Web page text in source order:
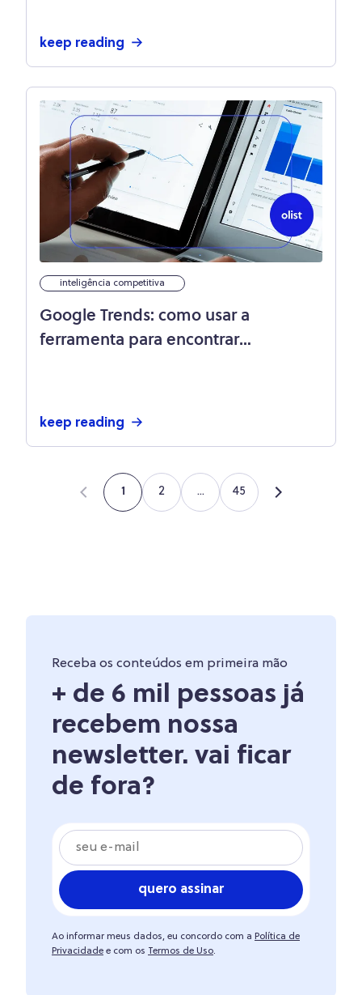
keep reading
inteligência competitiva
Google Trends: como usar a
ferramenta para encontrar
keep reading
1 2 ... 45
Receba os conteúdos em primeira mão
+ de 6 mil pessoas já
recebem nossa
newsletter. vai ficar
de fora?
quero assinar
Ao informar meus dados, eu concordo com a Política de
Privacidade e com os Termos de Uso.